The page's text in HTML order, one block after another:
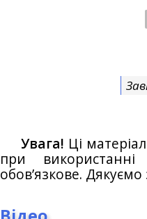
Увага! Ці
при
обов’язкове.